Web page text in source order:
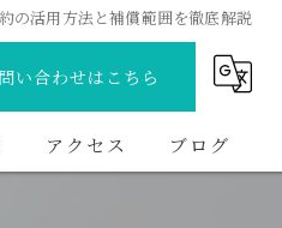
の活用方法と補償範囲を徹底解説
い合わせはこちら
アクセス ブログ